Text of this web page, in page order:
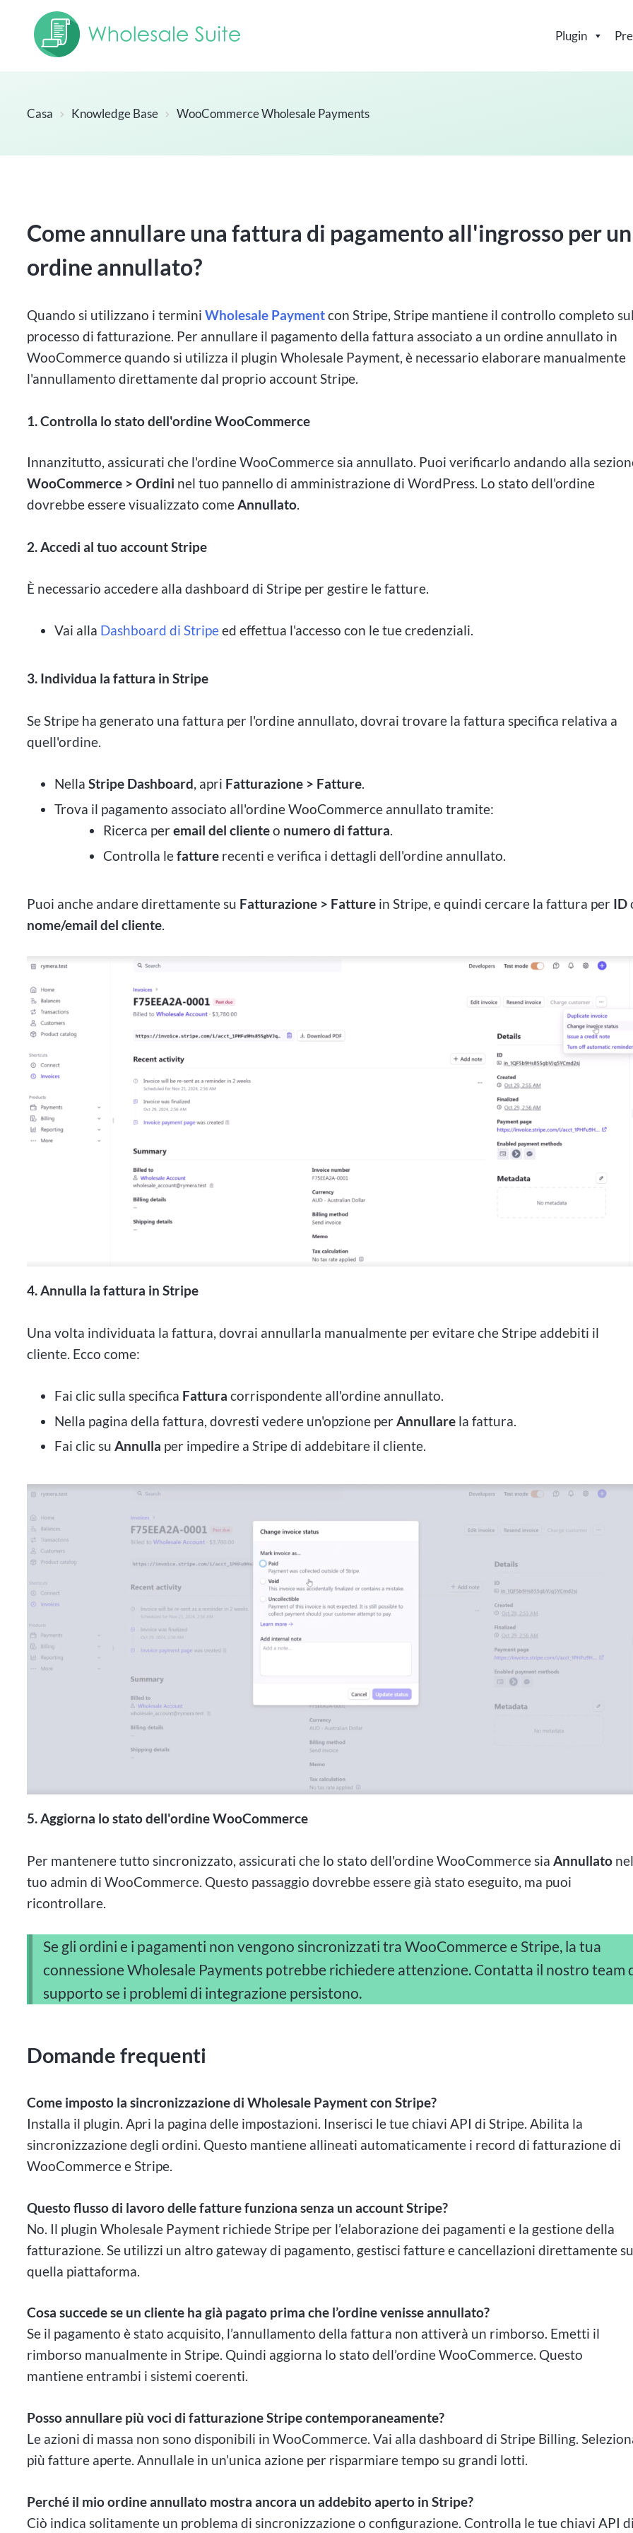
Plugin
Casa Knowledge Base WooCommerce Wholesale Payments
Come annullare una fattura di pagamento all'ingrosso per un
ordine annullato?
Quando si utilizzano i terminiWholesale Paymentcon Stripe, Stripe mantiene il controllo completo
processo di fatturazione. Per annullare il pagamento della fattura associato a un ordine annullato in
WooCommerce quando si utilizza il plugin Wholesale Payment, è necessario elaborare manualmente
l'annullamento direttamente dal proprio account Stripe.
1. Controlla lo stato dell'ordine WooCommerce
Innanzitutto, assicurati che l'ordine WooCommerce sia annullato. Puoi verificarlo andando alla
WooCommerce > Ordini nel tuo pannello di amministrazione di WordPress. Lo stato dell'ordine
dovrebbe essere visualizzato comeAnnullato.
2. Accedi al tuo account Stripe
È necessario accedere alla dashboard di Stripe per gestire le fatture.
Vai alla Dashboard di Stripeed effettua l'accesso con le tue credenziali.
3. Individua la fattura in Stripe
Se Stripe ha generato una fattura per l'ordine annullato, dovrai trovare la fattura specifica relativa a
quell'ordine.
Nella Stripe Dashboard, apri Fatturazione > Fatture.
Trova il pagamento associato all'ordine WooCommerce annullato tramite:
Ricerca peremail del clienteo numero di fattura.
Controlla lefatturerecenti e verifica i dettagli dell'ordine annullato.
Puoi anche andare direttamente su Fatturazione > Fatture in Stripe, e quindi cercare la fattura per ID
nome/email del cliente.
4. Annulla la fattura in Stripe
Una volta individuata la fattura, dovrai annullarla manualmente per evitare che Stripe addebiti il
cliente. Ecco come:
Fai clic sulla specifica Fattura corrispondente all'ordine annullato.
Nella pagina della fattura, dovresti vedere un'opzione perAnnullarela fattura.
Fai clic su Annulla per impedire a Stripe di addebitare il cliente.
5. Aggiorna lo stato dell'ordine WooCommerce
Per mantenere tutto sincronizzato, assicurati che lo stato dell'ordine WooCommerce siaAnnullato
tuo admin di WooCommerce. Questo passaggio dovrebbe essere già stato eseguito, ma puoi
ricontrollare.
Se gli ordini e i pagamenti non vengono sincronizzati tra WooCommerce e Stripe, la tua
connessione Wholesale Payments potrebbe richiedere attenzione. Contatta il nostro team
supporto se i problemi di integrazione persistono.
Domande frequenti
Come imposto la sincronizzazione di Wholesale Payment con Stripe?
Installa il plugin. Apri la pagina delle impostazioni. Inserisci le tue chiavi API di Stripe. Abilita la
sincronizzazione degli ordini. Questo mantiene allineati automaticamente i record di fatturazione di
WooCommerce e Stripe.
Questo flusso di lavoro delle fatture funziona senza un account Stripe?
No. Il plugin Wholesale Payment richiede Stripe per l’elaborazione dei pagamenti e la gestione della
fatturazione. Se utilizzi un altro gateway di pagamento, gestisci fatture e cancellazioni direttamente
quella piattaforma.
Cosa succede se un cliente ha già pagato prima che l’ordine venisse annullato?
Se il pagamento è stato acquisito, l’annullamento della fattura non attiverà un rimborso. Emetti il
rimborso manualmente in Stripe. Quindi aggiorna lo stato dell’ordine WooCommerce. Questo
mantiene entrambi i sistemi coerenti.
Posso annullare più voci di fatturazione Stripe contemporaneamente?
Le azioni di massa non sono disponibili in WooCommerce. Vai alla dashboard di Stripe Billing.
più fatture aperte. Annullale in un’unica azione per risparmiare tempo su grandi lotti.
Perché il mio ordine annullato mostra ancora un addebito aperto in Stripe?
Ciò indica solitamente un problema di sincronizzazione o configurazione. Controlla le tue chiavi API